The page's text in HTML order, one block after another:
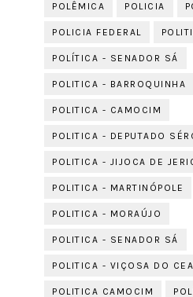
POLÊMICA POLICIA
POLICIA FEDERAL
POLÍTICA - SENADOR SÁ
POLITICA - BARROQUINHA
POLITICA - CAMOCIM
POLITICA - DEPUTADO
POLITICA - JIJOCA DE
POLITICA - MARTINÓPOLE
POLITICA - MORAÚJO
POLITICA - SENADOR SÁ
POLITICA - VIÇOSA DO
POLITICA CAMOCIM